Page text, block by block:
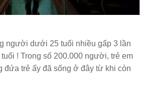
người dưới 25 tuổi nhiều gấp 3 lần
! Trong số 200.000 người, trẻ em
đứa trẻ ấy đã sống ở đây từ khi còn